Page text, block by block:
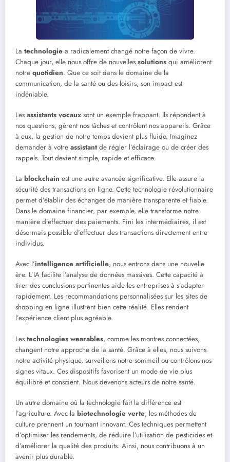
La technologie a radicalement changé notre façon de vivre.
Chaque jour, elle nous offre de nouvelles solutions qui améliorent
notre quotidien. Que ce soit dans le domaine de la
communication, de la santé ou des loisirs, son impact est
indéniable.
Les assistants vocaux sont un exemple frappant. Ils répondent à
nos questions, gèrent nos tâches et contrôlent nos appareils. Grâce
à eux, la gestion de notre temps devient plus fluide. Imaginez
demander à votre assistantde régler l’éclairage ou de créer des
rappels. Tout devient simple, rapide et efficace.
La blockchain est une autre avancée significative. Elle assure la
sécurité des transactions en ligne. Cette technologie révolutionnaire
permet d’établir des échanges de manière transparente et fiable.
Dans le domaine financier, par exemple, elle transforme notre
manière d’effectuer des paiements. Fini les intermédiaires, il est
désormais possible d’effectuer des transactions directement entre
individus.
Avec l’intelligence artificielle, nous entrons dans une nouvelle
ère. L’IA facilite l’analyse de données massives. Cette capacité à
tirer des conclusions pertinentes aide les entreprises à s’adapter
rapidement. Les recommandations personnalisées sur les sites de
shopping en ligne illustrent bien cette réalité. Elles rendent
l’expérience client plus agréable.
Les technologies wearables, comme les montres connectées,
changent notre approche de la santé. Grâce à elles, nous suivons
notre activité physique, surveillons notre sommeil ou contrôlons nos
signes vitaux. Ces dispositifs favorisent un mode de vie plus
équilibré et conscient. Nous devenons acteurs de notre santé.
Un autre domaine où la technologie fait la différence est
l’agriculture. Avec la biotechnologie verte, les méthodes de
culture prennent un tournant innovant. Ces techniques permettent
d’optimiser les rendements, de réduire l’utilisation de pesticides et
d’améliorer la qualité des produits. Ainsi, nous contribuons à un
avenir plus durable.